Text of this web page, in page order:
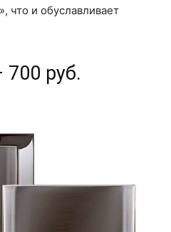
что и обуславливает
руб.